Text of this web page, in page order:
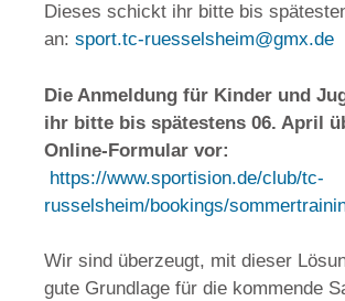
Dieses schickt ihr bitte bis
an: sport.tc-ruesselsheim@gmx.de
Die Anmeldung für Kinder und
ihr bitte bis spätestens 06. April
Online-Formular vor:
https://www.sportision.de/club/tc-
russelsheim/bookings/
Wir sind überzeugt, mit dieser
gute Grundlage für die kommende